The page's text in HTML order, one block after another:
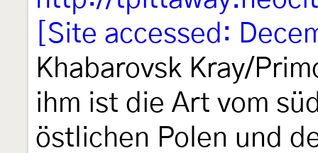
[Site accessed:
Khabarovsk Kray/
ihm ist die Art vom
östlichen Polen und